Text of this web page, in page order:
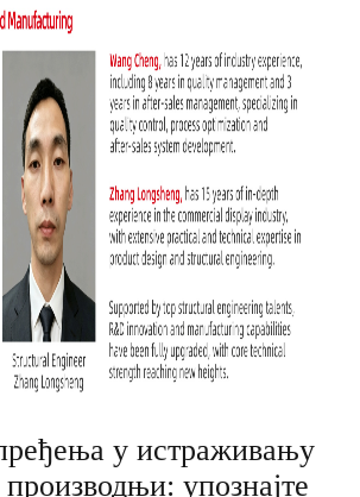
у истраживању
производњи: упознајте